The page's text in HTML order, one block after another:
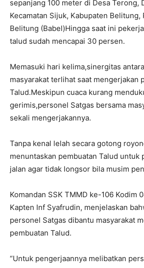
sepanjang 100 meter di Desa Terong,
Kecamatan Sijuk, Kabupaten Belitung,
Belitung (Babel)Hingga saat ini
talud sudah mencapai 30 persen.
Memasuki hari kelima,sinergitas
masyarakat terlihat saat mengerjakan
Talud.Meskipun cuaca kurang
gerimis,personel Satgas bersama
sekali mengerjakannya.
Tanpa kenal lelah secara gotong
menuntaskan pembuatan Talud untuk
jalan agar tidak longsor bila musim
Komandan SSK TMMD ke-106 Kodim
Kapten Inf Syafrudin, menjelaskan
personel Satgas dibantu masyarakat
pembuatan Talud.
“Untuk pengerjaannya melibatkan